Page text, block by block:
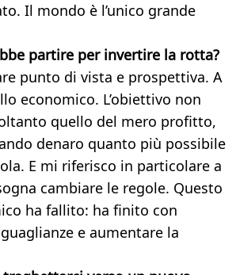
Il mondo è l’unico grande
partire per invertire la rotta?
punto di vista e prospettiva. A
economico. L’obiettivo non
quello del mero profitto,
denaro quanto più possibile
E mi riferisco in particolare a
cambiare le regole. Questo
ha fallito: ha finito con
e aumentare la